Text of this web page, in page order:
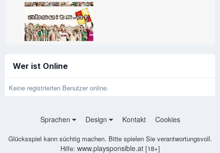
Wer ist Online
Keine registrierten Benutzer online.
Sprachen Design Kontakt Cookies
Glücksspiel kann süchtig machen. Bitte spielen Sie verantwortungsvoll.
Hilfe: www.playsponsible.at[18+]